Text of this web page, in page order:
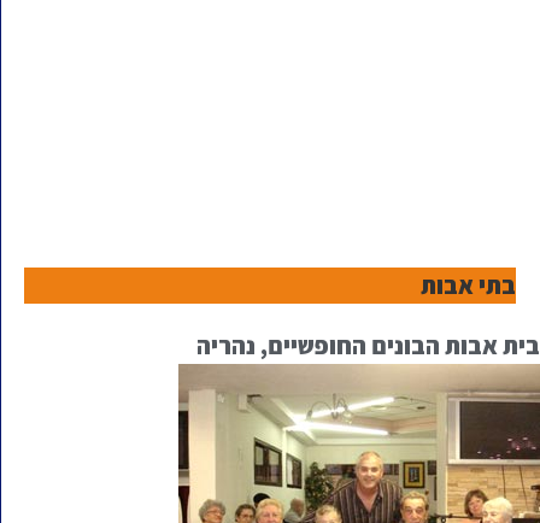
בתי אבות
בית אבות הבונים החופשיים, נהריה